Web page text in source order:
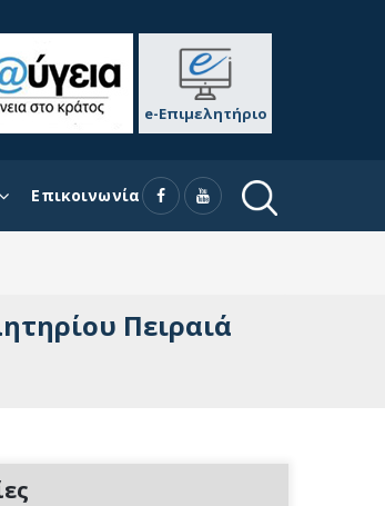
e-Επιμελητήριο
Επικοινωνία
Πειραιά